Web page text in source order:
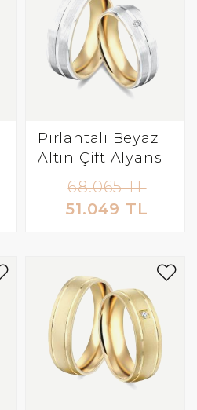
Pırlantalı Beyaz
Altın Çift Alyans
68.065 TL
51.049 TL